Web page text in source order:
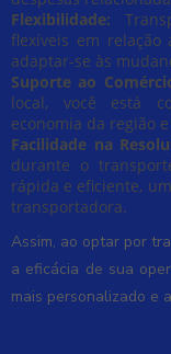
Flexibilidade:
flexíveis em
adaptar-se às
Suporte ao
local, você está
economia da região
Facilidade na
durante o
rápida e eficiente,
transportadora.
Assim, ao optar por
a eficácia de sua
mais personalizado e